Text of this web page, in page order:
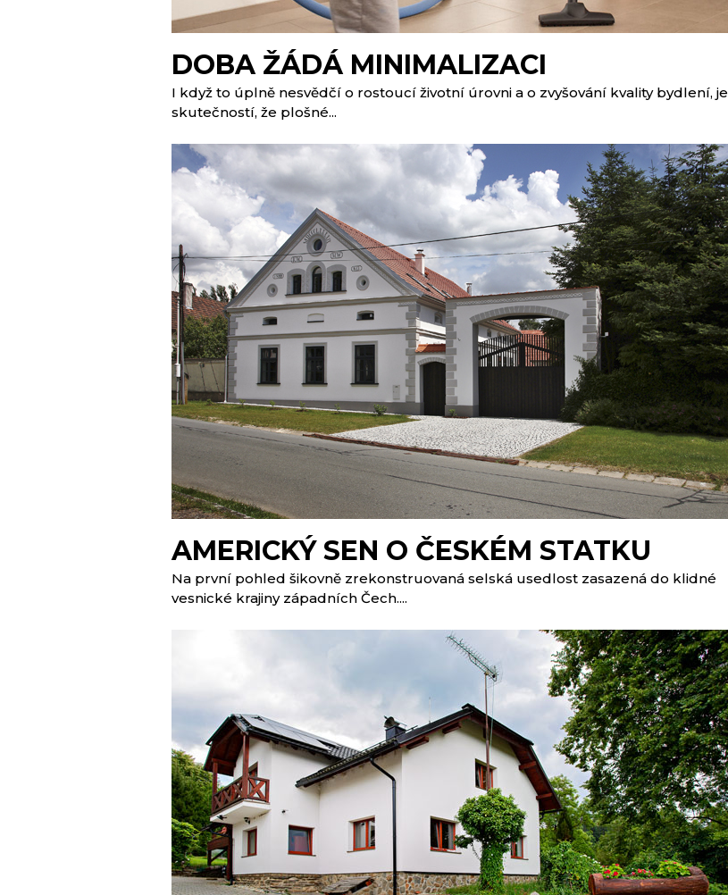
DOBA ŽÁDÁ MINIMALIZACI
I když to úplně nesvědčí o rostoucí životní úrovni a o zvyšování kvality bydlení, je
skutečností, že plošné...
AMERICKÝ SEN O ČESKÉM STATKU
Na první pohled šikovně zrekonstruovaná selská usedlost zasazená do klidné
vesnické krajiny západních Čech....